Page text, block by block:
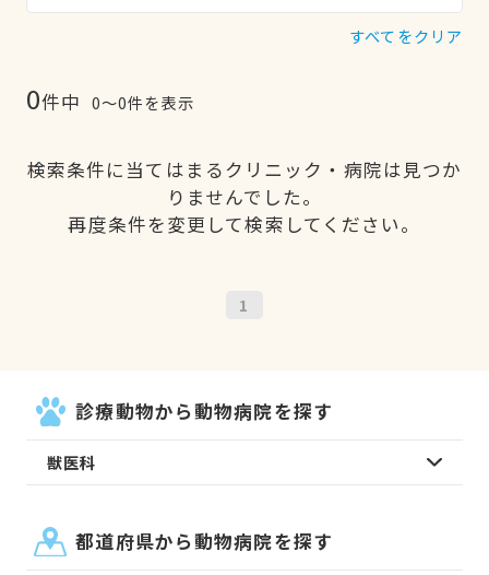
すべてをクリア
0件中 0〜0件を表示
検索条件に当てはまるクリニック・病院は見つか
りませんでした。
再度条件を変更して検索してください。
1
診療動物から動物病院を探す
獣医科
都道府県から動物病院を探す